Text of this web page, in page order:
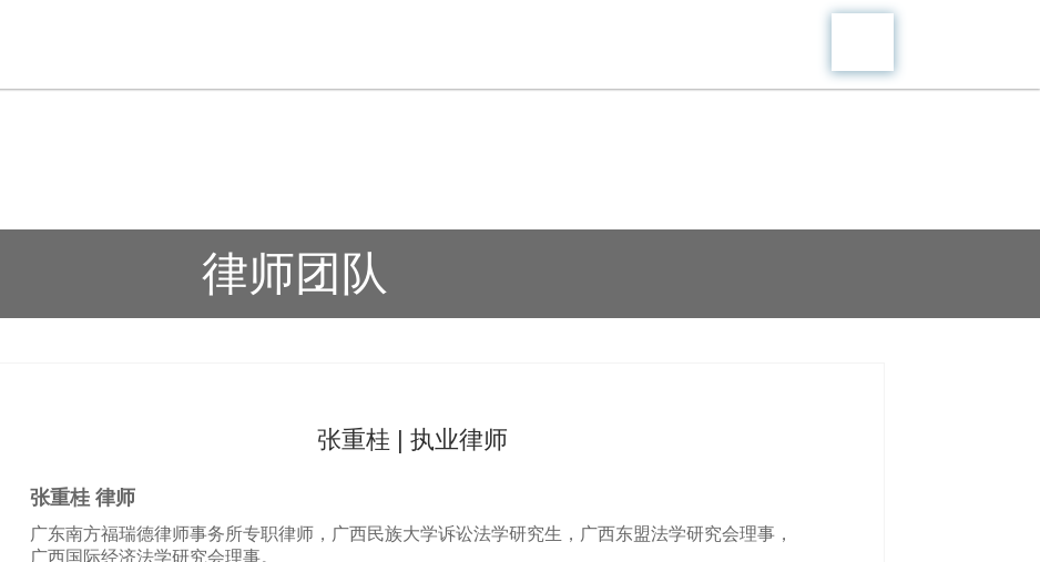
律师团队
张重桂 | 执业律师
张重桂 律师
广东南方福瑞德律师事务所专职律师，广西民族大学诉讼法学研究生，广西东盟法学研究会理事，
广西国际经济法学研究会理事。